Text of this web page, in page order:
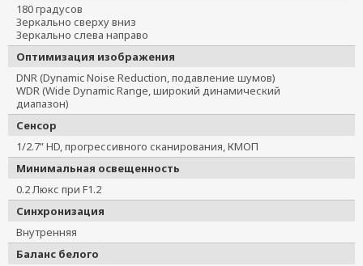
180 градусов
Зеркально сверху вниз
Зеркально слева направо
Оптимизация изображения
DNR (Dynamic Noise Reduction, подавление шумов)
WDR (Wide Dynamic Range, широкий динамический
диапазон)
Сенсор
1/2.7” HD, прогрессивного сканирования, КМОП
Минимальная освещенность
0.2 Люкс при F1.2
Синхронизация
Внутренняя
Баланс белого